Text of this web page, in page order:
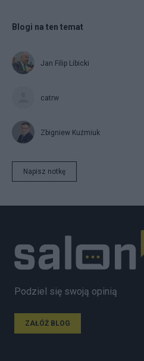
Blogi na ten temat
Jan Filip Libicki
catrw
Zbigniew Kuźmiuk
Napisz notkę
Podziel się swoją opinią
ZAŁÓŻ BLOG